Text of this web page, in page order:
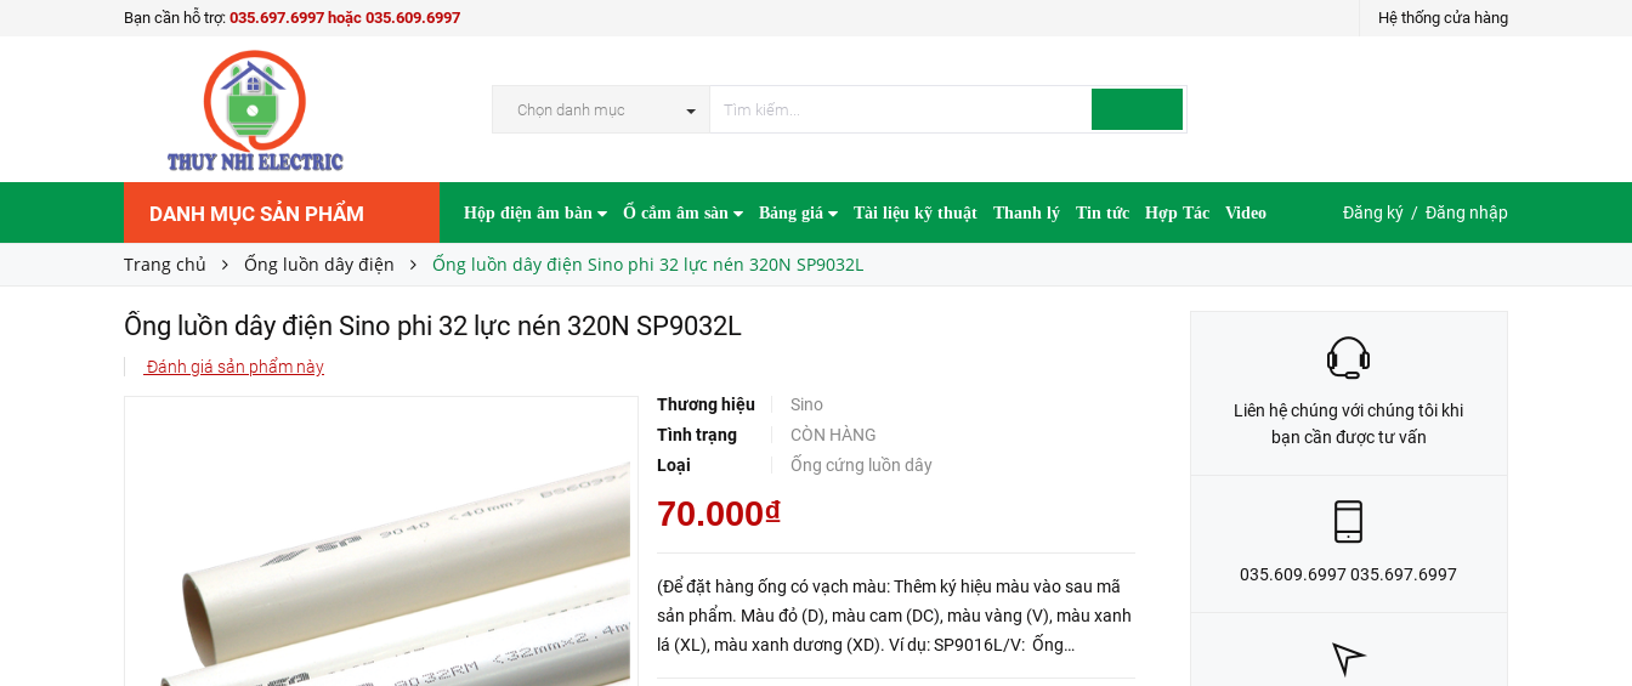
Bạn cần hỗ trợ: 035.697.6997 hoặc 035.609.6997 Hệ thống cửa hàng
Chọn danh mục
DANH MỤC SẢN PHẨM Hộp điện âm bàn Ổ cắm âm sàn Bảng giá Tài liệu kỹ thuật Thanh lý Tin tức Hợp Tác Video Đăng ký / Đăng nhập
Trang chủ Ống luồn dây điện Ống luồn dây điện Sino phi 32 lực nén 320N SP9032L
Ống luồn dây điện Sino phi 32 lực nén 320N SP9032L
Đánh giá sản phẩm này
Thương hiệu
Sino
Tình trạng
CÒN HÀNG
Loại
Ống cứng luồn dây
70.000₫
(Để đặt hàng ống có vạch màu: Thêm ký hiệu màu vào sau mã
sản phẩm. Màu đỏ (D), màu cam (DC), màu vàng (V), màu xanh
lá (XL), màu xanh dương (XD). Ví dụ: SP9016L/V: Ống
Ống luồn dây điện Sino phi 32 lực nén 320N SP9032L
Giá bán: 70.000₫
LIÊN HỆ ĐẶT HÀNG
Liên hệ chúng với chúng tôi khi
bạn cần được tư vấn
035.609.6997 035.697.6997